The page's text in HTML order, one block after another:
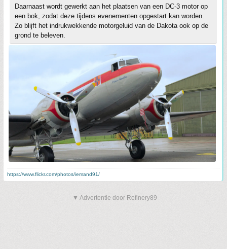
Daarnaast wordt gewerkt aan het plaatsen van een DC-3 motor op
een bok, zodat deze tijdens evenementen opgestart kan worden.
Zo blijft het indrukwekkende motorgeluid van de Dakota ook op de
grond te beleven.
https://www.flickr.com/photos/iemand91/
▼ Advertentie door Refinery89